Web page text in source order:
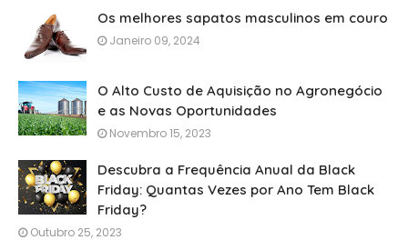
Os melhores sapatos masculinos em couro
Janeiro 09, 2024
O Alto Custo de Aquisição no Agronegócio
e as Novas Oportunidades
Novembro 15, 2023
Descubra a Frequência Anual da Black
Friday: Quantas Vezes por Ano Tem Black
Friday?
Outubro 25, 2023